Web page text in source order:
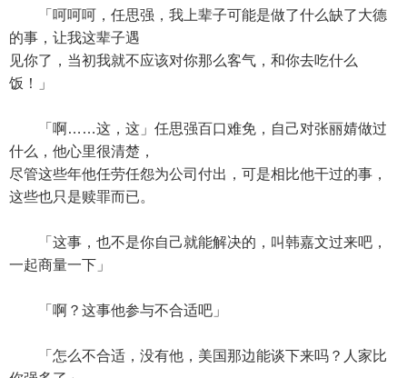
「呵呵呵，任思强，我上辈子可能是做了什么缺了大德
的事，让我这辈子遇
见你了，当初我就不应该对你那么客气，和你去吃什么
饭！」
「啊……这，这」任思强百口难免，自己对张丽婧做过
什么，他心里很清楚，
尽管这些年他任劳任怨为公司付出，可是相比他干过的事，
这些也只是赎罪而已。
「这事，也不是你自己就能解决的，叫韩嘉文过来吧，
一起商量一下」
「啊？这事他参与不合适吧」
「怎么不合适，没有他，美国那边能谈下来吗？人家比